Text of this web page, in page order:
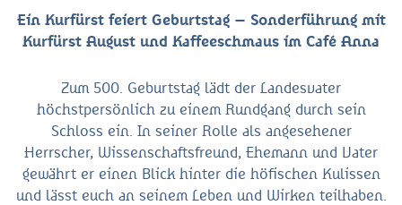
Ein Kurfürst feiert Geburtstag – Sonderführung mit
Kurfürst August und Kaffeeschmaus im Café Anna
Zum 500. Geburtstag lädt der Landesvater
höchstpersönlich zu einem Rundgang durch sein
Schloss ein. In seiner Rolle als angesehener
Herrscher, Wissenschaftsfreund, Ehemann und Vater
gewährt er einen Blick hinter die höfischen Kulissen
und lässt euch an seinem Leben und Wirken teilhaben.